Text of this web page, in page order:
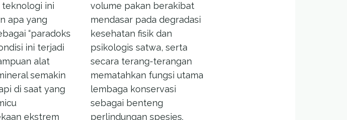
teknologi ini
apa yang
“paradoks
ini terjadi
alat
semakin
di saat yang
ekstrem
volume pakan berakibat
mendasar pada degradasi
kesehatan fisik dan
psikologis satwa, serta
secara terang-terangan
mematahkan fungsi utama
lembaga konservasi
sebagai benteng
perlindungan spesies.